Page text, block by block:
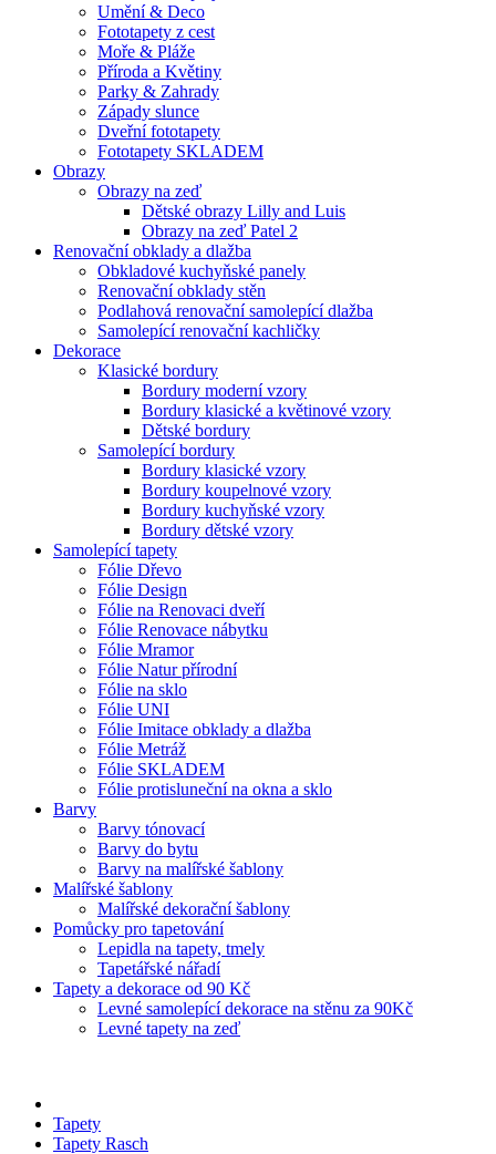
Umění & Deco
Fototapety z cest
Moře & Pláže
Příroda a Květiny
Parky & Zahrady
Západy slunce
Dveřní fototapety
Fototapety SKLADEM
Obrazy
Obrazy na zeď
Dětské obrazy Lilly and Luis
Obrazy na zeď Patel 2
Renovační obklady a dlažba
Obkladové kuchyňské panely
Renovační obklady stěn
Podlahová renovační samolepící dlažba
Samolepící renovační kachličky
Dekorace
Klasické bordury
Bordury moderní vzory
Bordury klasické a květinové vzory
Dětské bordury
Samolepící bordury
Bordury klasické vzory
Bordury koupelnové vzory
Bordury kuchyňské vzory
Bordury dětské vzory
Samolepící tapety
Fólie Dřevo
Fólie Design
Fólie na Renovaci dveří
Fólie Renovace nábytku
Fólie Mramor
Fólie Natur přírodní
Fólie na sklo
Fólie UNI
Fólie Imitace obklady a dlažba
Fólie Metráž
Fólie SKLADEM
Fólie protisluneční na okna a sklo
Barvy
Barvy tónovací
Barvy do bytu
Barvy na malířské šablony
Malířské šablony
Malířské dekorační šablony
Pomůcky pro tapetování
Lepidla na tapety, tmely
Tapetářské nářadí
Tapety a dekorace od 90 Kč
Levné samolepící dekorace na stěnu za 90Kč
Levné tapety na zeď
Tapety
Tapety Rasch